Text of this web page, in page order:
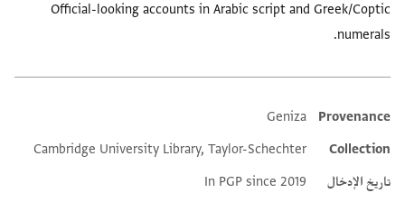
Official-looking accounts in Arabic script and Greek/Coptic
numerals.
Additional metadata
Provenance
Geniza
Collection
Cambridge University Library, Taylor-Schechter
تاريخ الإدخال
In PGP since 2019